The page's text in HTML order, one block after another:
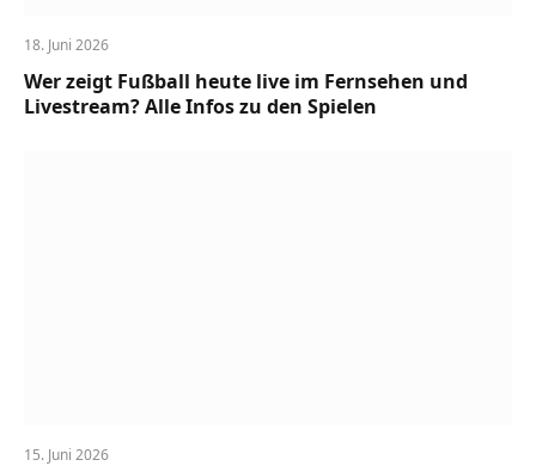
18. Juni 2026
Wer zeigt Fußball heute live im Fernsehen und
Livestream? Alle Infos zu den Spielen
15. Juni 2026